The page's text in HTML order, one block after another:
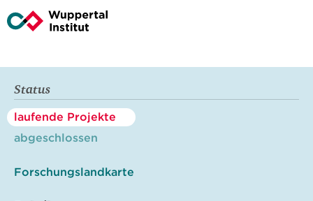
Status
laufende Projekte
abgeschlossen
Forschungslandkarte